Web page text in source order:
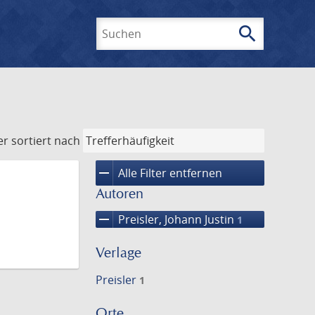
search
sortiert nach
remove Alle Filter entfernen
Autoren
remove Preisler, Johann Justin 1
Verlage
Preisler 1